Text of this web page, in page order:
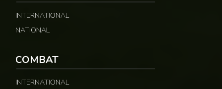
INTERNATIONAL
NATIONAL
COMBAT
INTERNATIONAL